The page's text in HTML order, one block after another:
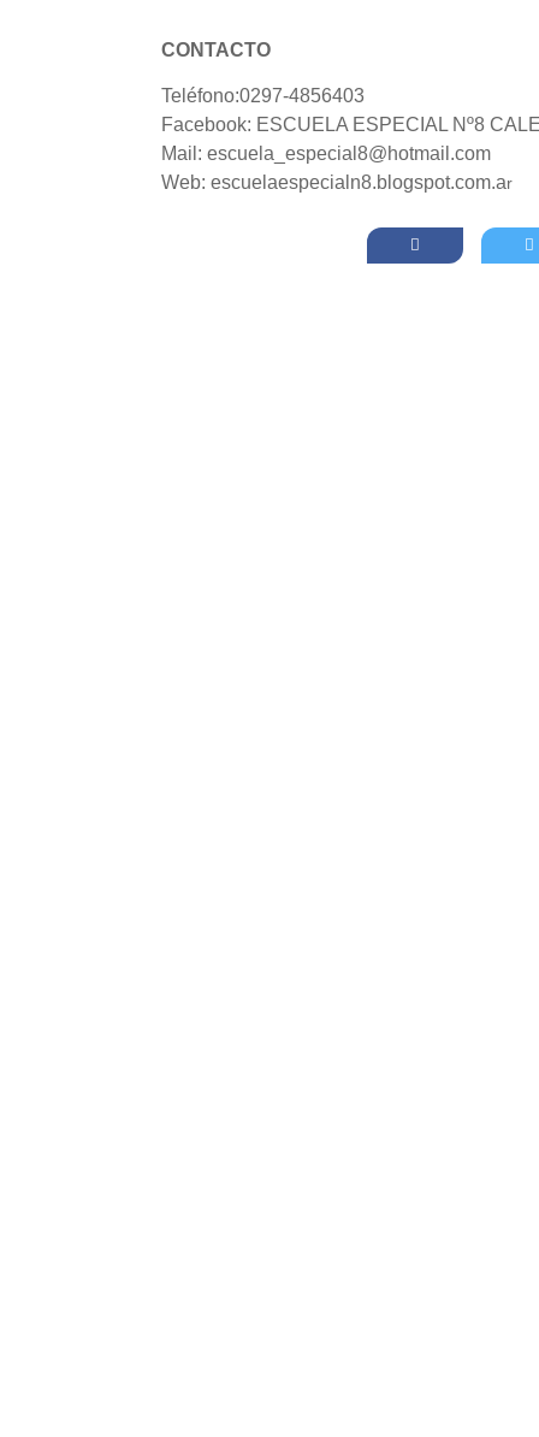
CONTACTO
Teléfono:0297-4856403
Facebook: ESCUELA ESPECIAL Nº8
Mail: escuela_especial8@hotmail.com
Web: escuelaespecialn8.blogspot.com.ar